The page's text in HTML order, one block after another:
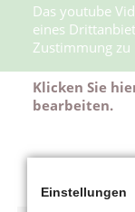
Das youtube
eines
Zustimmung
Klicken Sie
bearbeiten.
Einstellungen